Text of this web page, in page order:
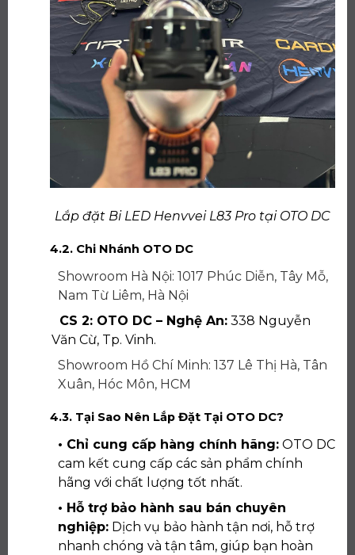
Lắp đặt Bi LED Henvvei L83 Pro tại OTO DC
4.2. Chi Nhánh OTO DC
Showroom Hà Nội: 1017 Phúc Diễn, Tây Mỗ,
Nam Từ Liêm, Hà Nội
CS 2: OTO DC – Nghệ An: 338 Nguyễn
Văn Cừ, Tp. Vinh.
Showroom Hồ Chí Minh: 137 Lê Thị Hà, Tân
Xuân, Hóc Môn, HCM
4.3. Tại Sao Nên Lắp Đặt Tại OTO DC?
• Chỉ cung cấp hàng chính hãng: OTO DC
cam kết cung cấp các sản phẩm chính
hãng với chất lượng tốt nhất.
• Hỗ trợ bảo hành sau bán chuyên
nghiệp: Dịch vụ bảo hành tận nơi, hỗ trợ
nhanh chóng và tận tâm, giúp bạn hoàn